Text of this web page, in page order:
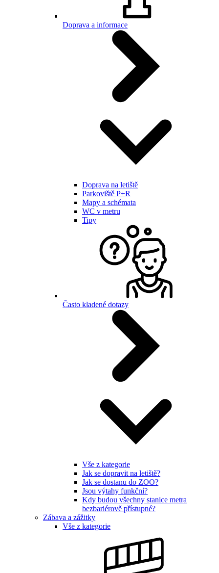
Doprava a informace
Doprava na letiště
Parkoviště P+R
Mapy a schémata
WC v metru
Tipy
Často kladené dotazy
Vše z kategorie
Jak se dopravit na letiště?
Jak se dostanu do ZOO?
Jsou výtahy funkční?
Kdy budou všechny stanice metra
bezbariérově přístupné?
Zábava a zážitky
Vše z kategorie